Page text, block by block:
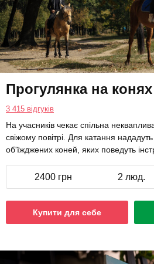
Прогулянка на
3 415 відгуків
На учасників чекає спільна
свіжому повітрі. Для катання
об'їжджених коней, яких поведуть
2400 грн 2 люд.
Купити для себе